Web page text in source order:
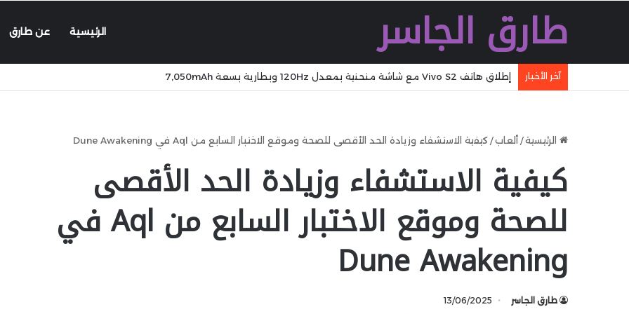
طارق الجاسر الرئيسية عن طارق
آخر الأخبار
هاتف Vivo S2 يصل بقوة إلى الفئة المتوسطة بتصميم غير مألوف وبطارية ضخمة بسعة 7,050 مللي أمبير
الرئيسية/ ألعاب/ كيفية الاستشفاء وزيادة الحد الأقصى للصحة وموقع الاختبار السابع من Aql في Dune Awakening
كيفية الاستشفاء وزيادة الحد الأقصى
للصحة وموقع الاختبار السابع من Aql في
Dune Awakening
طارق الجاسر 13/06/2025